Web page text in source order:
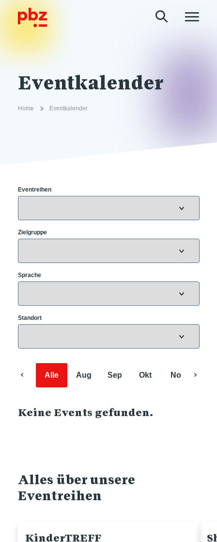
Eventkalender
Home Eventkalender
Eventreihen
Zielgruppe
Sprache
Standort
Alle Aug Sep Okt Nov
Keine Events gefunden.
Alles über unsere
Eventreihen
KinderTREFF